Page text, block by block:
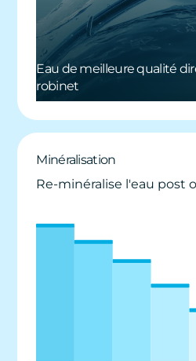
Eau de meilleure qualité
robinet
Minéralisation
Re-minéralise l'eau post